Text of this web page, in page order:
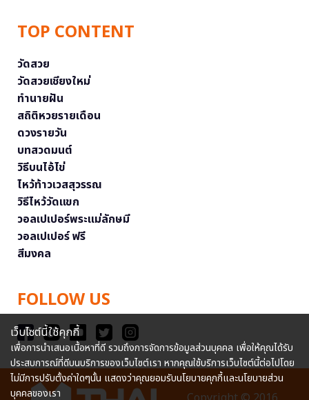
TOP CONTENT
วัดสวย
วัดสวยเชียงใหม่
ทำนายฝัน
สถิติหวยรายเดือน
ดวงรายวัน
บทสวดมนต์
วิธีบนไอ้ไข่
ไหว้ท้าวเวสสุวรรณ
วิธีไหว้วัดแขก
วอลเปเปอร์พระแม่ลักษมี
วอลเปเปอร์ ฟรี
สีมงคล
FOLLOW US
เว็บไซต์นี้ใช้คุกกี้
เพื่อการนำเสนอเนื้อหาที่ดี รวมถึงการจัดการข้อมูลส่วนบุคคล เพื่อให้คุณได้รับ
ประสบการณ์ที่ดีบนบริการของเว็บไซต์เรา หากคุณใช้บริการเว็บไซต์นี้ต่อไปโดย
ไม่มีการปรับตั้งค่าใดๆนั้น แสดงว่าคุณยอมรับนโยบายคุกกี้และนโยบายส่วน
บุคคลของเรา